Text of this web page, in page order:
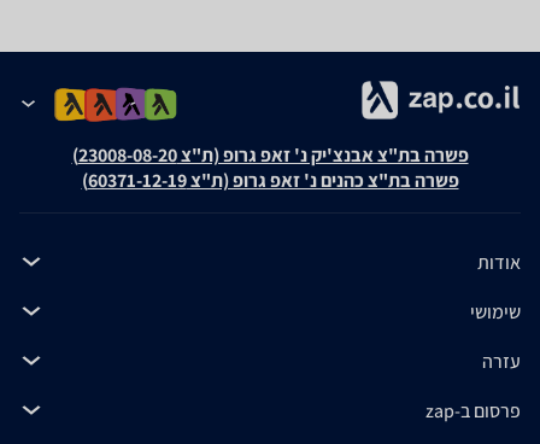
פשרה בת"צ אבנצ'יק נ' זאפ גרופ (ת"צ 23008-08-20)
פשרה בת"צ כהנים נ' זאפ גרופ (ת"צ 60371-12-19)
אודות
שימושי
עזרה
פרסום ב-zap